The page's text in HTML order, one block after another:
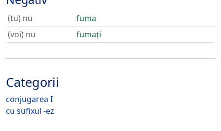
(tu) nu
fuma
(voi) nu
fumați
Categorii
conjugarea I
cu sufixul -ez